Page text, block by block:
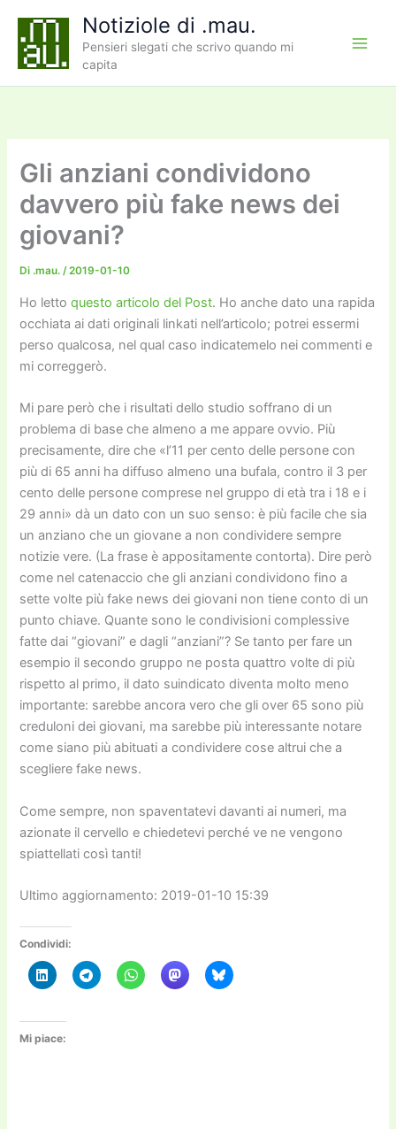
contenuto
Notiziole di .mau.
Pensieri slegati che scrivo quando mi
capita
Gli anziani condividono
davvero più fake news dei
giovani?
Di .mau./2019-01-10
Ho lettoquesto articolo del Post. Ho anche dato una rapida
occhiata ai dati originali linkati nell’articolo; potrei essermi
perso qualcosa, nel qual caso indicatemelo nei commenti e
mi correggerò.
Mi pare però che i risultati dello studio soffrano di un
problema di base che almeno a me appare ovvio. Più
precisamente, dire che «l’11 per cento delle persone con
più di 65 anni ha diffuso almeno una bufala, contro il 3 per
cento delle persone comprese nel gruppo di età tra i 18 e i
29 anni» dà un dato con un suo senso: è più facile che sia
un anziano che un giovane a non condividere sempre
notizie vere. (La frase è appositamente contorta). Dire però
come nel catenaccio che gli anziani condividono fino a
sette volte più fake news dei giovani non tiene conto di un
punto chiave. Quante sono le condivisioni complessive
fatte dai “giovani” e dagli “anziani”? Se tanto per fare un
esempio il secondo gruppo ne posta quattro volte di più
rispetto al primo, il dato suindicato diventa molto meno
importante: sarebbe ancora vero che gli over 65 sono più
creduloni dei giovani, ma sarebbe più interessante notare
come siano più abituati a condividere cose altrui che a
scegliere fake news.
Come sempre, non spaventatevi davanti ai numeri, ma
azionate il cervello e chiedetevi perché ve ne vengono
spiattellati così tanti!
Ultimo aggiornamento: 2019-01-10 15:39
Condividi:
Mi piace: